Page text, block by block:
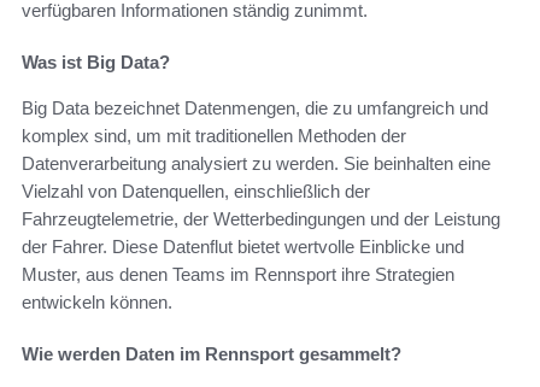
verfügbaren Informationen ständig zunimmt.
Was ist Big Data?
Big Data bezeichnet Datenmengen, die zu umfangreich und
komplex sind, um mit traditionellen Methoden der
Datenverarbeitung analysiert zu werden. Sie beinhalten eine
Vielzahl von Datenquellen, einschließlich der
Fahrzeugtelemetrie, der Wetterbedingungen und der Leistung
der Fahrer. Diese Datenflut bietet wertvolle Einblicke und
Muster, aus denen Teams im Rennsport ihre Strategien
entwickeln können.
Wie werden Daten im Rennsport gesammelt?